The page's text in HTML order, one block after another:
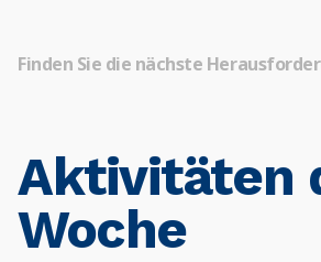
Finden Sie die nächste
Aktivitäten
Woche